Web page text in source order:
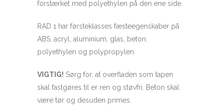
forstærket med polyethylen på den ene side.
RAD 1 har førsteklasses fæsteegenskaber på
ABS, acryl, aluminium, glas, beton,
polyethylen og polypropylen.
VIGTIG! Sørg for, at overfladen som tapen
skal fastgøres til er ren og støvfri.
Beton skal
være tør og desuden primes.